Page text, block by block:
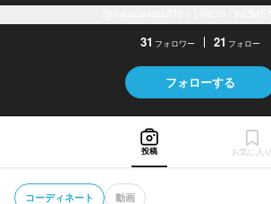
31 フォロワー 21 フォロー
フォローする
投稿 お気に入り
コーディネート 動画